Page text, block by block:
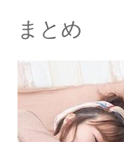
まとめ